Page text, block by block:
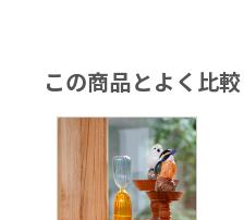
この商品とよく比